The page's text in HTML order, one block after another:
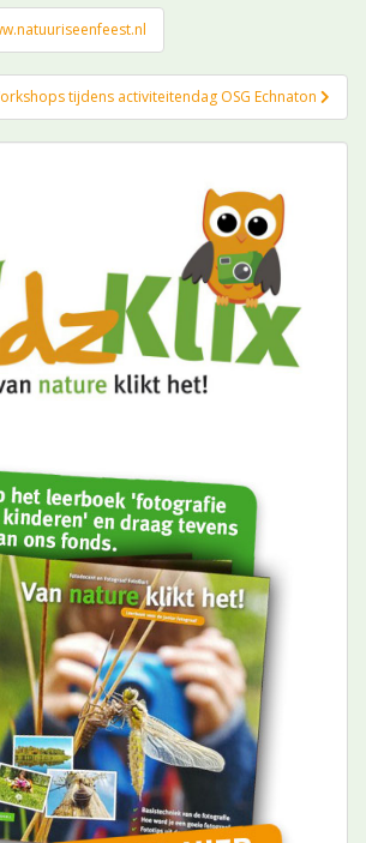
tijdens activiteitendag OSG Echnaton